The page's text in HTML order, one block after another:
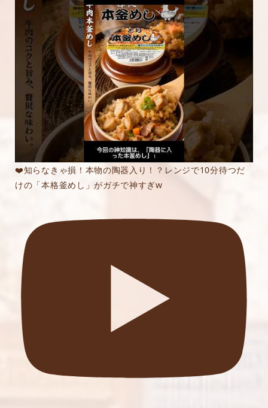
❤️知らなきゃ損！本物の陶器入り！？レンジで10分待つだ
けの「本格釜めし」がガチで神すぎw